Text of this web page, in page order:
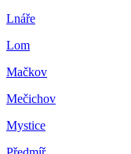
Lnáře
Lom
Mačkov
Mečichov
Mystice